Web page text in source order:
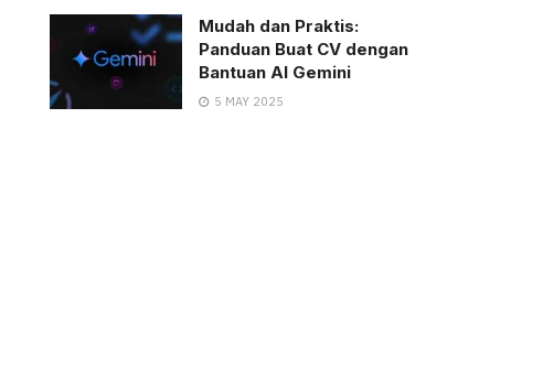
Mudah dan Praktis:
Panduan Buat CV dengan
Bantuan AI Gemini
5 MAY 2025